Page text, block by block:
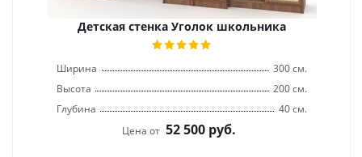
Детская стенка Уголок школьника
Ширина
300 см.
Высота
200 см.
Глубина
40 см.
Цена от 52 500 руб.